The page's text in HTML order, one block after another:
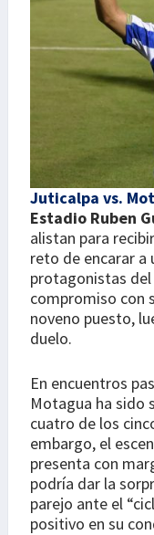
Juticalpa vs.
Estadio Ruben
alistan para
reto de encarar a
protagonistas
compromiso con
noveno puesto,
duelo.
En encuentros
Motagua ha sido
cuatro de los
embargo, el
presenta con
podría dar la
parejo ante el
positivo en su